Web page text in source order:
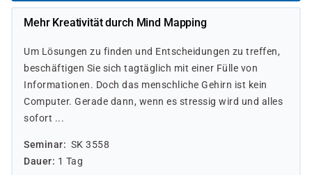
Mehr Kreativität durch Mind Mapping
Um Lösungen zu finden und Entscheidungen zu treffen,
beschäftigen Sie sich tagtäglich mit einer Fülle von
Informationen. Doch das menschliche Gehirn ist kein
Computer. Gerade dann, wenn es stressig wird und alles
sofort ...
Seminar
SK 3558
Dauer
1 Tag